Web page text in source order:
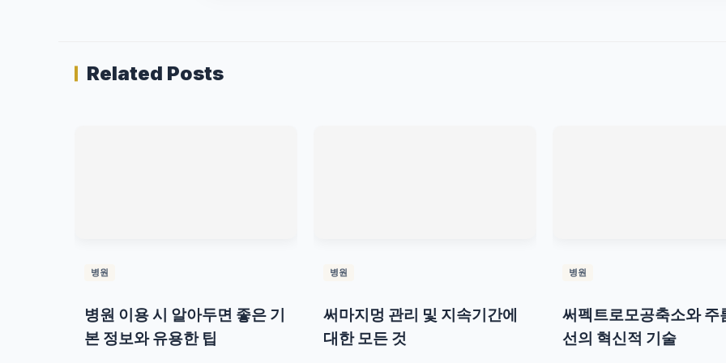
Related Posts
병원
병원 이용 시 알아두면 좋은 기
본 정보와 유용한 팁
병원
써마지멍 관리 및 지속기간에
대한 모든 것
병원
써펙트로모공축소와 주
선의 혁신적 기술